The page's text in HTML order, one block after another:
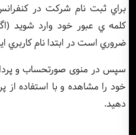
براي ثبت نام شرکت در
کلمه ي عبور خود وارد شويد
ضروري است در ابتدا نام کاربري
سپس در منوی صورتحساب و
خود را مشاهده و با استفاده از
دهید.